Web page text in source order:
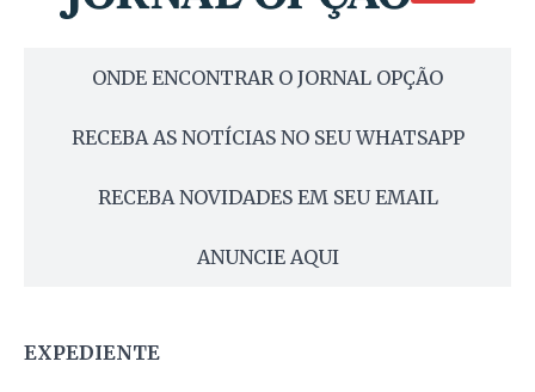
ONDE ENCONTRAR O JORNAL OPÇÃO
RECEBA AS NOTÍCIAS NO SEU WHATSAPP
RECEBA NOVIDADES EM SEU EMAIL
ANUNCIE AQUI
EXPEDIENTE